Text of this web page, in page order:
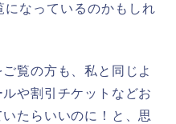
なっているのかもしれ
覧の方も、私と同じよ
や割引チケットなどお
たらいいのに！と、思